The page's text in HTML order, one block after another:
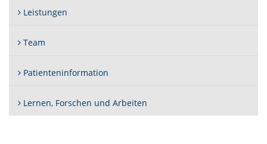
Leistungen
Team
Patienteninformation
Lernen, Forschen und Arbeiten